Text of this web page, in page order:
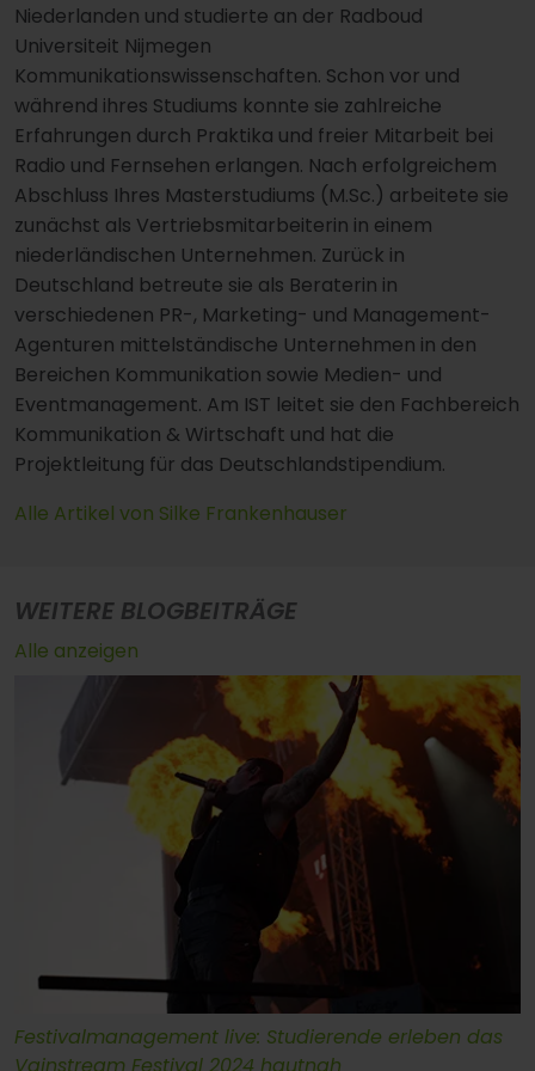
Niederlanden und studierte an der Radboud
Universiteit Nijmegen
Kommunikationswissenschaften. Schon vor und
während ihres Studiums konnte sie zahlreiche
Erfahrungen durch Praktika und freier Mitarbeit bei
Radio und Fernsehen erlangen. Nach erfolgreichem
Abschluss Ihres Masterstudiums (M.Sc.) arbeitete sie
zunächst als Vertriebsmitarbeiterin in einem
niederländischen Unternehmen. Zurück in
Deutschland betreute sie als Beraterin in
verschiedenen PR-, Marketing- und Management-
Agenturen mittelständische Unternehmen in den
Bereichen Kommunikation sowie Medien- und
Eventmanagement. Am IST leitet sie den Fachbereich
Kommunikation & Wirtschaft und hat die
Projektleitung für das Deutschlandstipendium.
Alle Artikel von Silke Frankenhauser
WEITERE BLOGBEITRÄGE
Alle anzeigen
Festivalmanagement live: Studierende erleben das
Vainstream Festival 2024 hautnah